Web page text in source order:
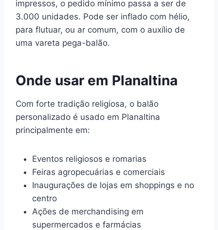
impressos, o pedido mínimo passa a ser de
3.000 unidades. Pode ser inflado com hélio,
para flutuar, ou ar comum, com o auxílio de
uma vareta pega-balão.
Onde usar em Planaltina
Com forte tradição religiosa, o balão
personalizado é usado em Planaltina
principalmente em:
Eventos religiosos e romarias
Feiras agropecuárias e comerciais
Inaugurações de lojas em shoppings e no
centro
Ações de merchandising em
supermercados e farmácias